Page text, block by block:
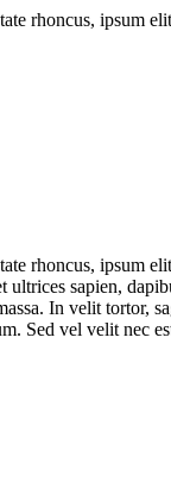
rhoncus, ipsum
rhoncus, ipsum
sapien,
In velit tortor,
Sed vel velit